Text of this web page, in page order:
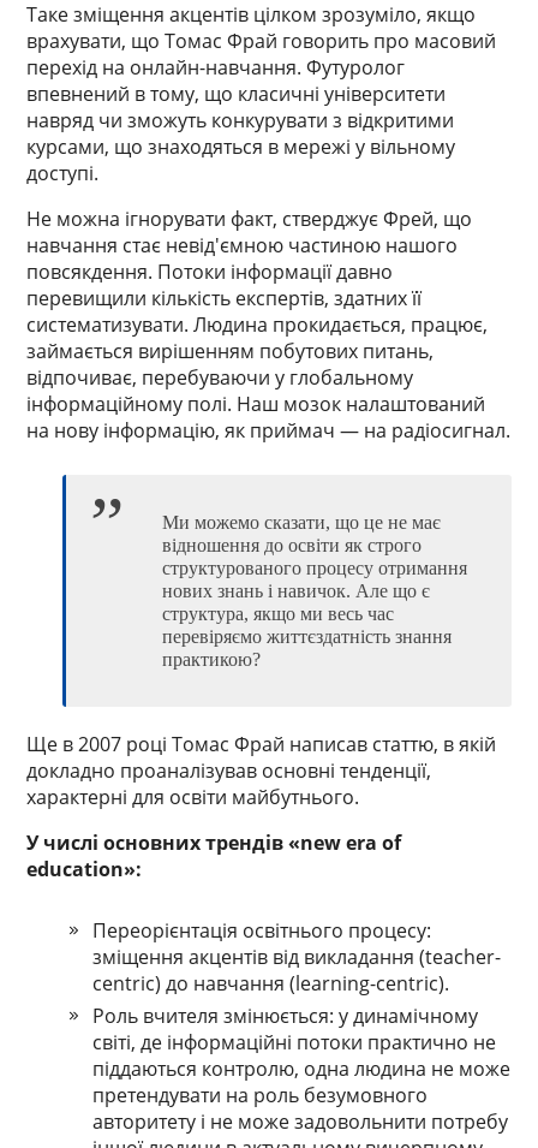
Таке зміщення акцентів цілком зрозуміло, якщо
врахувати, що Томас Фрай говорить про масовий
перехід на онлайн-навчання. Футуролог
впевнений в тому, що класичні університети
навряд чи зможуть конкурувати з відкритими
курсами, що знаходяться в мережі у вільному
доступі.
Не можна ігнорувати факт, стверджує Фрей, що
навчання стає невід'ємною частиною нашого
повсякдення. Потоки інформації давно
перевищили кількість експертів, здатних її
систематизувати. Людина прокидається, працює,
займається вирішенням побутових питань,
відпочиває, перебуваючи у глобальному
інформаційному полі. Наш мозок налаштований
на нову інформацію, як приймач — на радіосигнал.
Ми можемо сказати, що це не має
відношення до освіти як строго
структурованого процесу отримання
нових знань і навичок. Але що є
структура, якщо ми весь час
перевіряємо життєздатність знання
практикою?
Ще в 2007 році Томас Фрай написав статтю, в якій
докладно проаналізував основні тенденції,
характерні для освіти майбутнього.
У числі основних трендів «new era of
education»:
Переорієнтація освітнього процесу:
зміщення акцентів від викладання (teacher-
centric) до навчання (learning-centric).
Роль вчителя змінюється: у динамічному
світі, де інформаційні потоки практично не
піддаються контролю, одна людина не може
претендувати на роль безумовного
авторитету і не може задовольнити потребу